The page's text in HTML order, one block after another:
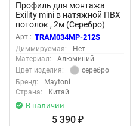
Профиль для монтажа
Exility mini в натяжной ПВХ
потолок , 2м (Серебро)
TRAM034MP-212S
Арт.: TRAM034MP-212S
Диммируемая:
Нет
Материал:
Алюминий
Цвет изделия:
серебро
Бренд:
Maytoni
Страна:
Китай
В наличии
5 390 ₽